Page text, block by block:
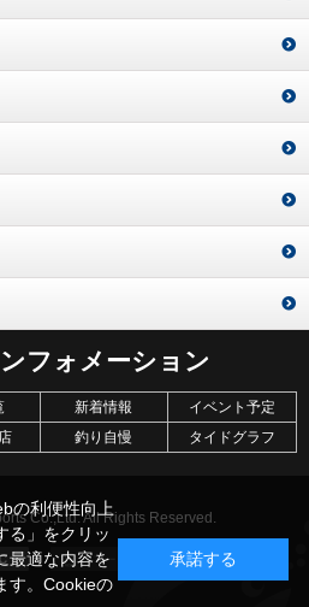
フォメーション
新着情報
イベント予定
釣り自慢
タイドグラフ
Co.,Ltd. All Rights Reserved.
の利便性向上
る」をクリッ
最適な内容を
す。Cookieの
承諾する